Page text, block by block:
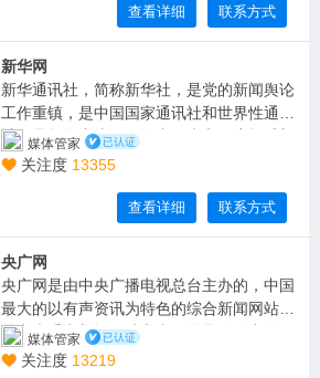
IP电视、手机电视、移动电视、互联网电视
五大集成播控平台，通过部署全球镜像站
点，
查看详细 联系方式
新华网
新华通讯社，简称新华社，是党的新闻舆论
工作重镇，是中国国家通讯社和世界性通讯
社，承担集中统一发布中国党和政府权威新
闻的重要职责。现任社长傅华，总编辑吕岩
瑞金成立的红色中华通讯社（简称红中
社），1937年1月在陕西延安改为现名。19
49年中华人民共和国成立后，新华社成为集
中统一的国家通讯社。新华社总部设在北
京，在各省、自治区、直辖市设有31个分社
和10个支社、记者站，在台湾地区派有记
者；在总社设有解放军分社；在境外设有包
括7个总分社在内的183个分社。
媒体管家
关注度 13355
查看详细 联系方式
央广网
央广网是由中央广播电视总台主办的，中国
最大的以有声资讯为特色的综合新闻网站，
是中央重点新闻网站和中国最具影响力的网
络媒体之一，
媒体管家
关注度 13219